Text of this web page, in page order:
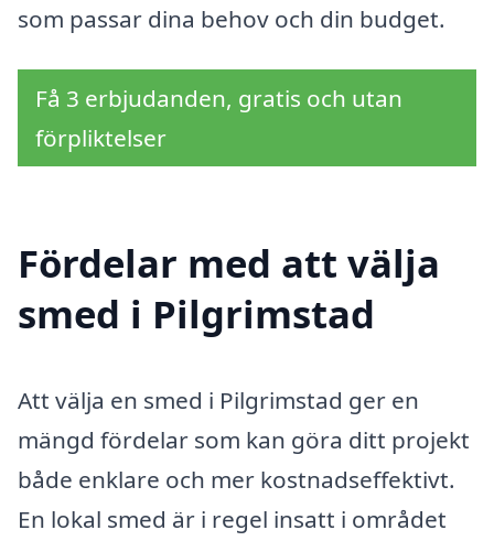
som passar dina behov och din budget.
Få 3 erbjudanden, gratis och utan
förpliktelser
Fördelar med att välja
smed i Pilgrimstad
Att välja en smed i Pilgrimstad ger en
mängd fördelar som kan göra ditt projekt
både enklare och mer kostnadseffektivt.
En lokal smed är i regel insatt i området